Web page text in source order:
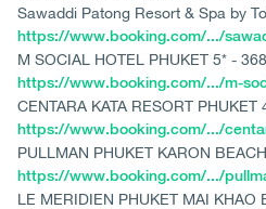
Sawaddi Patong Resort & Spa by
https://www.booking.com/.../
M SOCIAL HOTEL PHUKET 5* -
https://www.booking.com/.../m-
CENTARA KATA RESORT
https://www.booking.com/.../
PULLMAN PHUKET KARON
https://www.booking.com/.../
LE MERIDIEN PHUKET MAI KHAO